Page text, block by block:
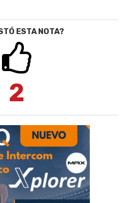
ESTA NOTA?
2